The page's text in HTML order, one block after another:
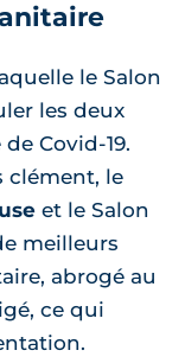
le Salon
les deux
Covid-19.
clément, le
et le Salon
meilleurs
abrogé au
ce qui